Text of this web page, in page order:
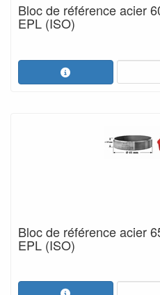
Bloc de référence acier
EPL (ISO)
Bloc de référence acier
EPL (ISO)